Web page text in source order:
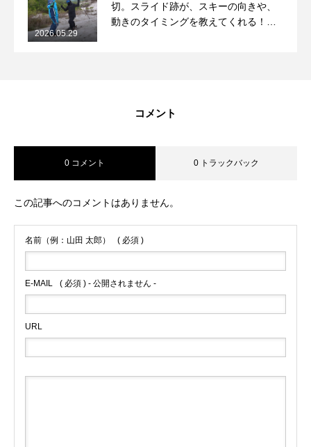
切。スライド跡が、スキーの向きや、
動きのタイミングを教えてくれる！
2026.05.29
コメント
0 コメント 0 トラックバック
この記事へのコメントはありません。
名前（例：山田 太郎） ( 必須 )
E-MAIL ( 必須 ) - 公開されません -
URL